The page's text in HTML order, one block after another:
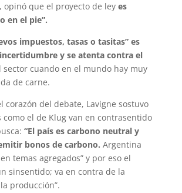
opinó que el proyecto de ley es
en el pie”.
impuestos, tasas o tasitas” es
y se atenta contra el
sector cuando en el mundo hay muy
de carne.
corazón del debate, Lavigne sostuvo
como el de Klug van en contrasentido
“El país es carbono neutral y
bonos de carbono. Argentina
temas agregados” y por eso el
sinsentido; va en contra de la
producción”.